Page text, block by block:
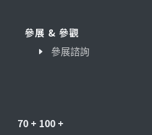
參展 & 參觀
參展諮詢
70 + 100 +